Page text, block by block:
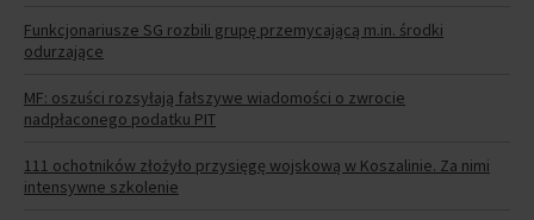
Funkcjonariusze SG rozbili grupę przemycającą m.in. środki
odurzające
MF: oszuści rozsyłają fałszywe wiadomości o zwrocie
nadpłaconego podatku PIT
111 ochotników złożyło przysięgę wojskową w Koszalinie. Za nimi
intensywne szkolenie